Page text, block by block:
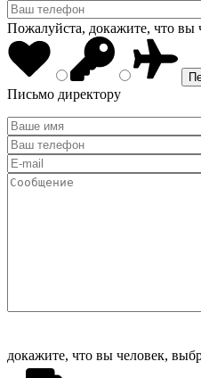
Пожалуйста, докажите, что вы
Письмо директору
докажите, что вы человек,